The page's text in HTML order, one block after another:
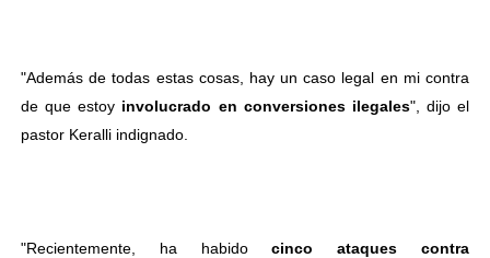
"Además de todas estas cosas, hay un caso legal en mi contra
de que estoy involucrado en conversiones ilegales", dijo el
pastor Keralli indignado.
"Recientemente, ha habidocinco ataques contra